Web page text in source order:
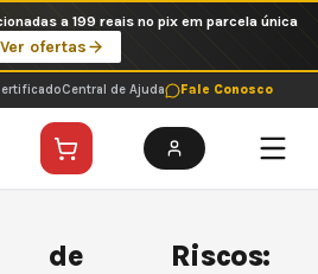
a 199 reais no pix em parcela única
Ver ofertas
Central de Ajuda Fale Conosco
de Riscos: